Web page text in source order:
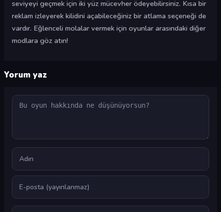
seviyeyi geçmek için iki yüz mücevher ödeyebilirsiniz. Kısa bir
reklam izleyerek kilidini açabileceğiniz bir atlama seçeneği de
vardır. Eğlenceli molalar vermek için oyunlar arasındaki diğer
modlara göz atın!
Yorum yaz
Yorum
Ad
E-posta